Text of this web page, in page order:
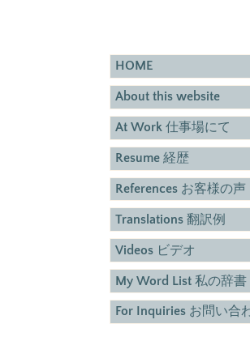
HOME
About this website
At Work 仕事場にて
Resume 経歴
References お客様の声
Translations 翻訳例
Videos ビデオ
My Word List 私の辞書
For Inquiries お問い合